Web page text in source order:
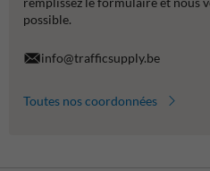
possible.
info@trafficsupply.be
Toutes nos coordonnées